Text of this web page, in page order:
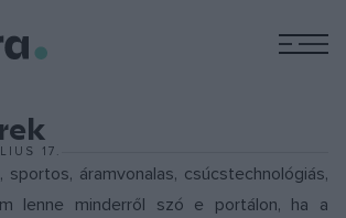
17.
sportos, áramvonalas, csúcstechnológiás,
lenne minderről szó e portálon, ha a